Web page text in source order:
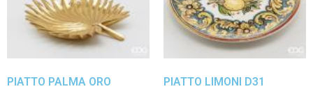
PIATTO PALMA ORO PIATTO LIMONI D31